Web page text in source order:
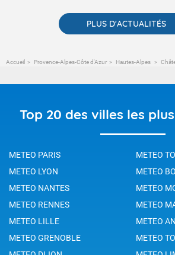
PLUS D'ACTUALITÉS
Accueil Provence-Alpes-Côte d'Azur Hautes-Alpes
Top 20 des villes les
METEO PARIS
METEO
METEO LYON
METEO
METEO NANTES
METEO
METEO RENNES
METEO
METEO LILLE
METEO
METEO GRENOBLE
METEO